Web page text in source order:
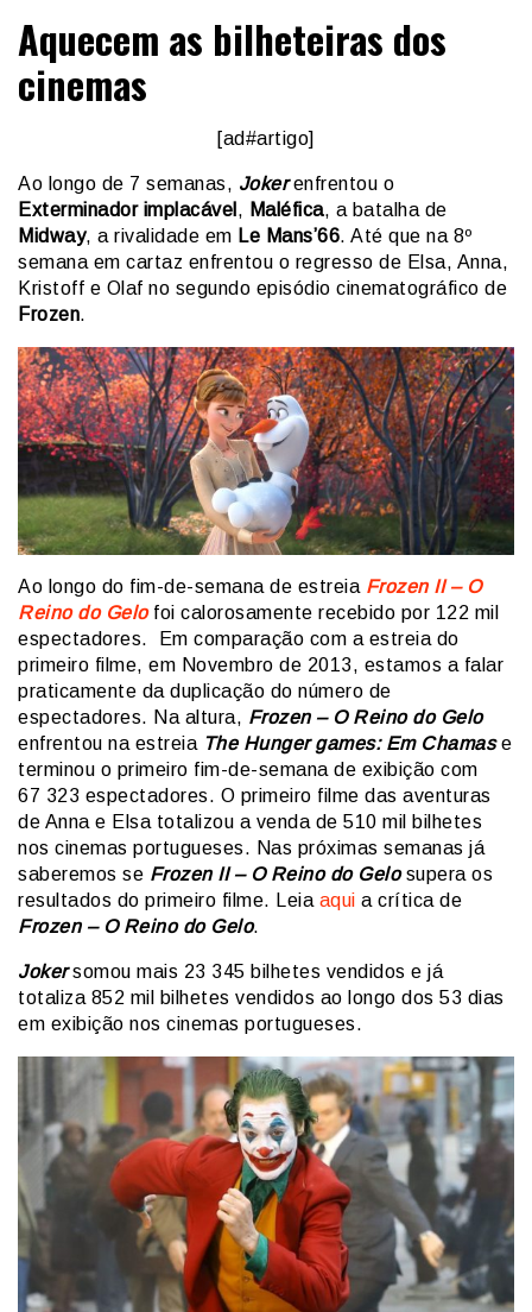
Aquecem as bilheteiras dos
cinemas
[ad#artigo]
Ao longo de 7 semanas, Jokerenfrentou o
Exterminador implacável , Maléfica, a batalha de
Midway, a rivalidade em Le Mans’66. Até que na 8º
semana em cartaz enfrentou o regresso de Elsa, Anna,
Kristoff e Olaf no segundo episódio cinematográfico de
Frozen.
Ao longo do fim-de-semana de estreia Frozen II – O
Reino do Gelofoi calorosamente recebido por 122 mil
espectadores. Em comparação com a estreia do
primeiro filme, em Novembro de 2013, estamos a falar
praticamente da duplicação do número de
espectadores. Na altura, Frozen – O Reino do Gelo
enfrentou na estreia The Hunger games: Em Chamase
terminou o primeiro fim-de-semana de exibição com
67 323 espectadores. O primeiro filme das aventuras
de Anna e Elsa totalizou a venda de 510 mil bilhetes
nos cinemas portugueses. Nas próximas semanas já
saberemos se Frozen II – O Reino do Gelosupera os
resultados do primeiro filme. Leia aqui a crítica de
Frozen – O Reino do Gelo.
Jokersomou mais 23 345 bilhetes vendidos e já
totaliza 852 mil bilhetes vendidos ao longo dos 53 dias
em exibição nos cinemas portugueses.